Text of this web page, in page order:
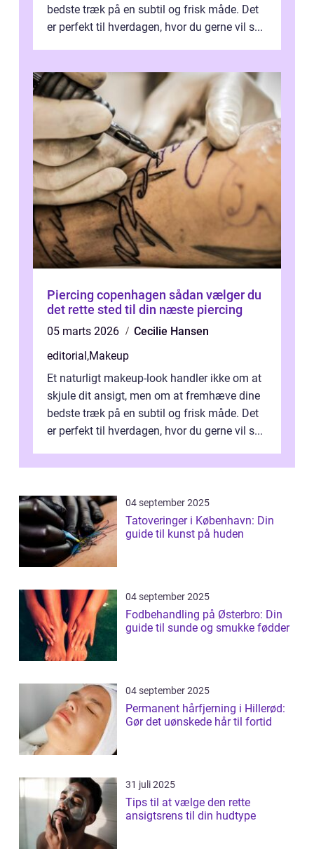
bedste træk på en subtil og frisk måde. Det
er perfekt til hverdagen, hvor du gerne vil s...
Piercing copenhagen sådan vælger du
det rette sted til din næste piercing
05 marts 2026
Cecilie Hansen
editorial ,Makeup
Et naturligt makeup-look handler ikke om at
skjule dit ansigt, men om at fremhæve dine
bedste træk på en subtil og frisk måde. Det
er perfekt til hverdagen, hvor du gerne vil s...
04 september 2025
Tatoveringer i København: Din
guide til kunst på huden
04 september 2025
Fodbehandling på Østerbro: Din
guide til sunde og smukke fødder
04 september 2025
Permanent hårfjerning i Hillerød:
Gør det uønskede hår til fortid
31 juli 2025
Tips til at vælge den rette
ansigtsrens til din hudtype